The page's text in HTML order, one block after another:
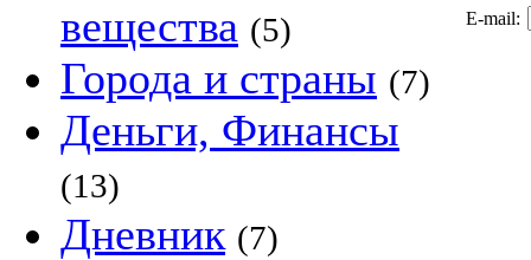
вещества (5)
Города и страны (7)
Деньги, Финансы
(13)
Дневник (7)
E-mail: